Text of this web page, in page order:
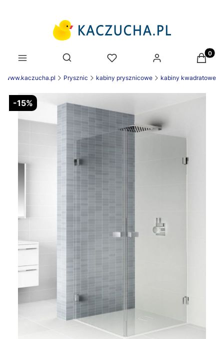
Otwórz wyszukiwarkę
www.kaczucha.pl Prysznic kabiny prysznicowe kabiny kwadratowe
-15%